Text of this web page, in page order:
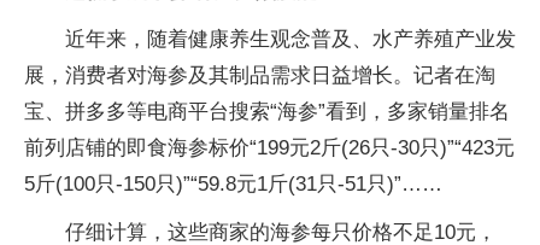
近年来，随着健康养生观念普及、水产养殖产业发
展，消费者对海参及其制品需求日益增长。记者在淘
宝、拼多多等电商平台搜索“海参”看到，多家销量排名
前列店铺的即食海参标价“199元2斤(26只-30只)”“423元
5斤(100只-150只)”“59.8元1斤(31只-51只)”……
仔细计算，这些商家的海参每只价格不足10元，